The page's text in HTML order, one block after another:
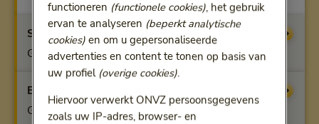
Startfit
Geen vergoeding
Benfit
Geen vergoeding
functioneren (functionele cookies), het gebruik
ervan te analyseren (beperkt analytische
cookies)en om u gepersonaliseerde
advertenties en content te tonen op basis van
uw profiel (overige cookies).
Hiervoor verwerkt ONVZ persoonsgegevens
zoals uw IP-adres, browser- en